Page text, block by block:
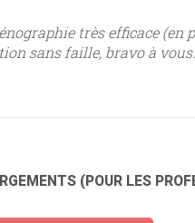
très efficace (en
sans faille, bravo à vous.
(POUR LES